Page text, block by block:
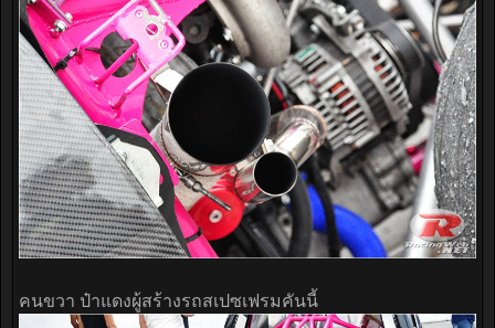
คนขวา ป๋าแดงผู้สร้างรถสเปซเฟรมคันนี้